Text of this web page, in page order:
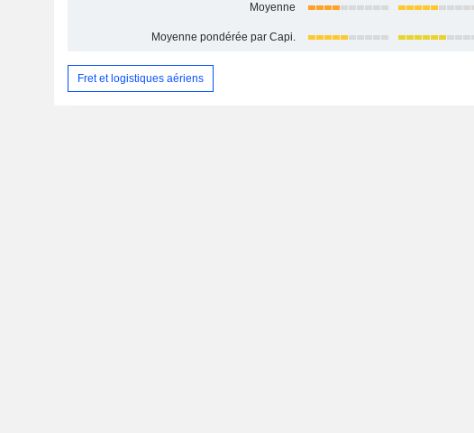
Moyenne
Moyenne pondérée par Capi.
Fret et logistiques aériens